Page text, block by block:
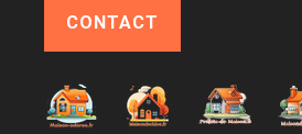
CONTACT